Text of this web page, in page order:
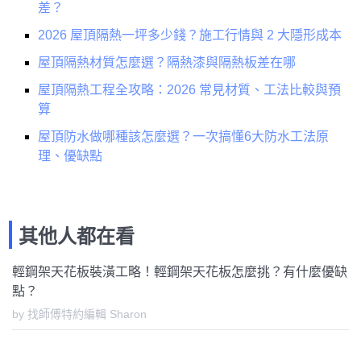
差？
2026 屋頂隔熱一坪多少錢？施工行情與 2 大隱形成本
屋頂隔熱材質怎麼選？隔熱漆與隔熱板差在哪
屋頂隔熱工程全攻略：2026 常見材質、工法比較與預
算
屋頂防水做哪種該怎麼選？一次搞懂6大防水工法原
理、優缺點
其他人都在看
輕鋼架天花板裝潢工略！輕鋼架天花板怎麼挑？有什麼優缺
點？
by 找師傅特約編輯 Sharon